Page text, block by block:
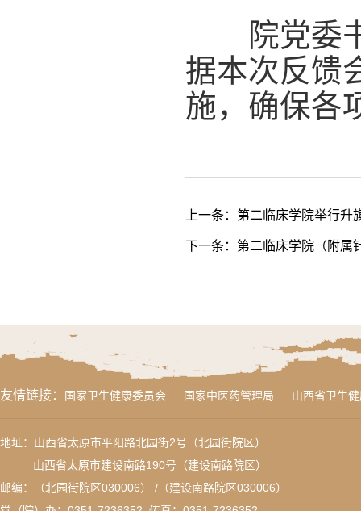
院党委书
据本次反馈
施，确保各
上一条： 第二临床学院举行升
下一条： 第二临床学院（附属
友情链接： 国家卫生健康委员会 国家中医药管理局 山西省卫生
地址：山西省太原市平阳路北园街2号（北园街院区）
山西省太原市建设南路190号（建设南路院区）
邮编：（北园街院区030006） /（建设南路院区030006）